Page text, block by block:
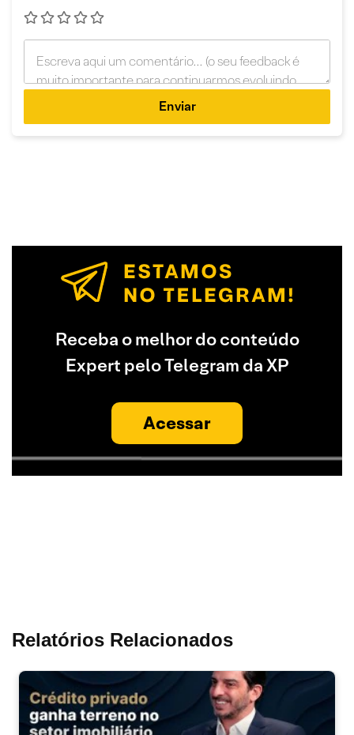
Enviar
Receba o melhor do conteúdo
Expert pelo Telegram da XP
Acessar
Relatórios Relacionados